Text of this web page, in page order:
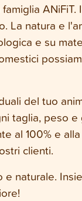
ANiFiT.
La natura e
e su
del tuo
taglia, peso
al 100% e
clienti.
naturale.